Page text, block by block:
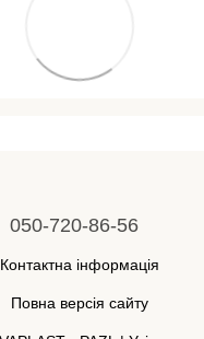
050-720-86-56
Контактна інформація
Повна версія сайту